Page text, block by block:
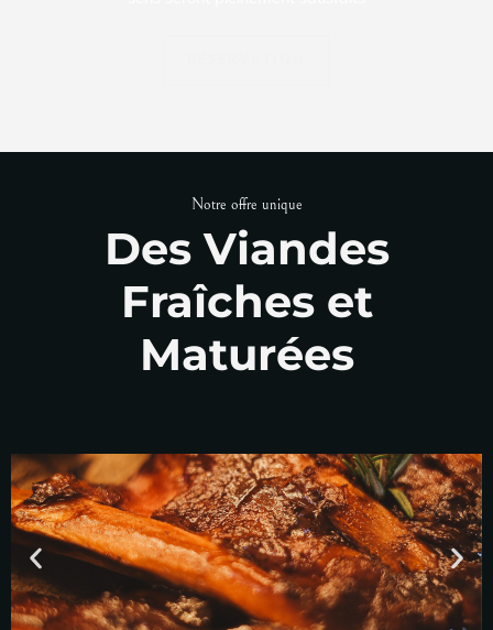
Notre offre unique
Des Viandes
Fraîches et
Maturées